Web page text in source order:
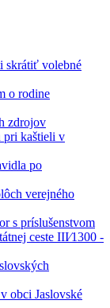
skrátiť volebné
o rodine
zdrojov
pri kaštieli v
po
verejného
s príslušenstvom
ceste III⁄1300 -
obci Jaslovské